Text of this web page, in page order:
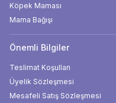
Köpek Maması
Mama Bağışı
Önemli Bilgiler
Teslimat Koşulları
Üyelik Sözleşmesi
Mesafeli Satış Sözleşmesi